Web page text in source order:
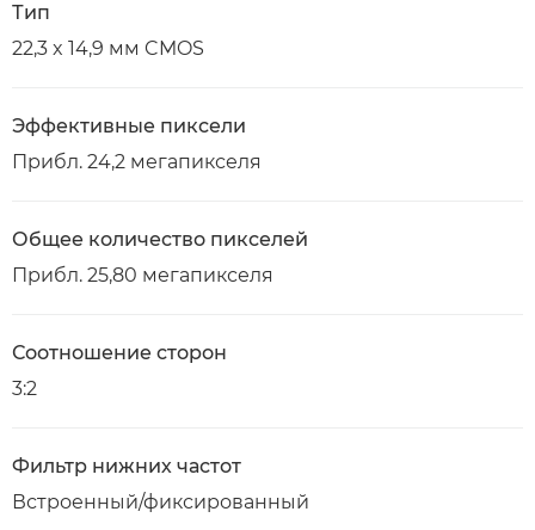
Тип
22,3 x 14,9 мм CMOS
Эффективные пиксели
Прибл. 24,2 мегапикселя
Общее количество пикселей
Прибл. 25,80 мегапикселя
Соотношение сторон
3:2
Фильтр нижних частот
Встроенный/фиксированный